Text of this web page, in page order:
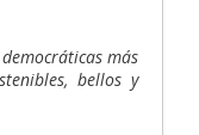
más
bellos y